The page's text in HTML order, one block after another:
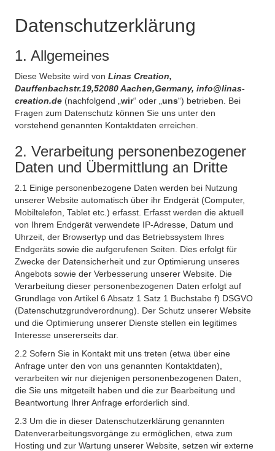
Datenschutzerklärung
1. Allgemeines
Diese Website wird von Linas Creation,
Dauffenbachstr.19,52080 Aachen,Germany, info@linas-
creation.de (nachfolgend „ wir“ oder „ uns“) betrieben. Bei
Fragen zum Datenschutz können Sie uns unter den
vorstehend genannten Kontaktdaten erreichen.
2. Verarbeitung personenbezogener
Daten und Übermittlung an Dritte
2.1 Einige personenbezogene Daten werden bei Nutzung
unserer Website automatisch über ihr Endgerät (Computer,
Mobiltelefon, Tablet etc.) erfasst. Erfasst werden die aktuell
von Ihrem Endgerät verwendete IP-Adresse, Datum und
Uhrzeit, der Browsertyp und das Betriebssystem Ihres
Endgeräts sowie die aufgerufenen Seiten. Dies erfolgt für
Zwecke der Datensicherheit und zur Optimierung unseres
Angebots sowie der Verbesserung unserer Website. Die
Verarbeitung dieser personenbezogenen Daten erfolgt auf
Grundlage von Artikel 6 Absatz 1 Satz 1 Buchstabe f) DSGVO
(Datenschutzgrundverordnung). Der Schutz unserer Website
und die Optimierung unserer Dienste stellen ein legitimes
Interesse unsererseits dar.
2.2 Sofern Sie in Kontakt mit uns treten (etwa über eine
Anfrage unter den von uns genannten Kontaktdaten),
verarbeiten wir nur diejenigen personenbezogenen Daten,
die Sie uns mitgeteilt haben und die zur Bearbeitung und
Beantwortung Ihrer Anfrage erforderlich sind.
2.3 Um die in dieser Datenschutzerklärung genannten
Datenverarbeitungsvorgänge zu ermöglichen, etwa zum
Hosting und zur Wartung unserer Website, setzen wir externe